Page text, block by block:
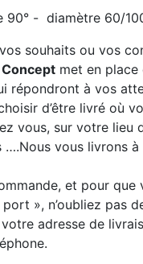
90° - diamètre 60/
souhaits ou vos
Concept met en place
répondront à vos
d’être livré où
vous, sur votre lieu
….Nous vous livrons à
et pour que
», n’oubliez pas
adresse de